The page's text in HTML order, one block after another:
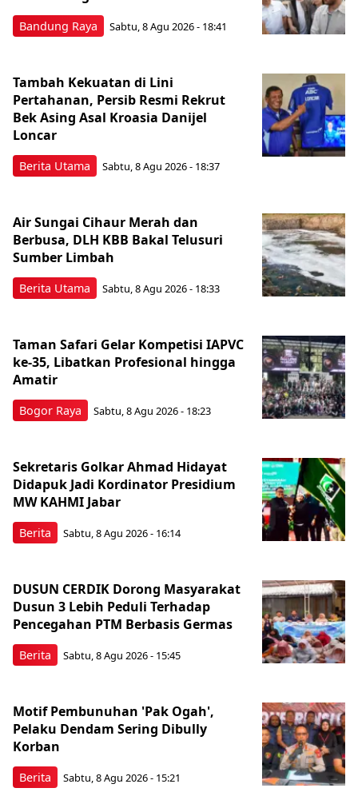
Bandung Raya Sabtu, 8 Agu 2026 - 18:41
Berita Utama
Tambah Kekuatan di Lini
Pertahanan, Persib Resmi Rekrut
Bek Asing Asal Kroasia Danijel
Loncar
Sabtu, 8 Agu 2026 - 18:37
Berita Utama
Air Sungai Cihaur Merah dan
Berbusa, DLH KBB Bakal Telusuri
Sumber Limbah
Sabtu, 8 Agu 2026 - 18:33
Bogor Raya
Taman Safari Gelar Kompetisi IAPVC
ke-35, Libatkan Profesional hingga
Amatir
Sabtu, 8 Agu 2026 - 18:23
Berita
Sekretaris Golkar Ahmad Hidayat
Didapuk Jadi Kordinator Presidium
MW KAHMI Jabar
Sabtu, 8 Agu 2026 - 16:14
Berita
DUSUN CERDIK Dorong Masyarakat
Dusun 3 Lebih Peduli Terhadap
Pencegahan PTM Berbasis Germas
Sabtu, 8 Agu 2026 - 15:45
Berita
Motif Pembunuhan 'Pak Ogah',
Pelaku Dendam Sering Dibully
Korban
Sabtu, 8 Agu 2026 - 15:21